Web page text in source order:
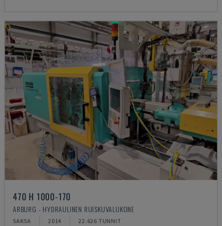
470 H 1000-170
ARBURG - HYDRAULINEN RUISKUVALUKONE
SAKSA 2014 22.626 TUNNIT